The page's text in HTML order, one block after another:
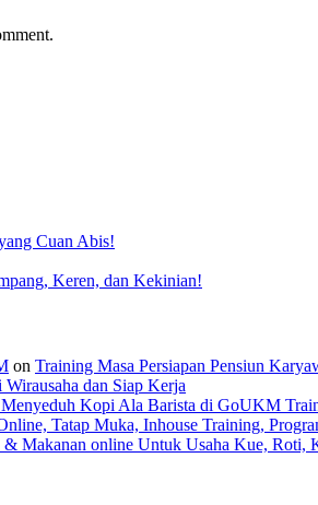
Cuan Abis!
Keren, dan Kekinian!
on Training Masa Persiapan Pensiun
dan Siap Kerja
Kopi Ala Barista di GoUKM
Tatap Muka, Inhouse Training,
Makanan online Untuk Usaha Kue, Roti,